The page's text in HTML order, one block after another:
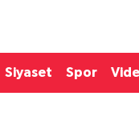
Siyaset Spor